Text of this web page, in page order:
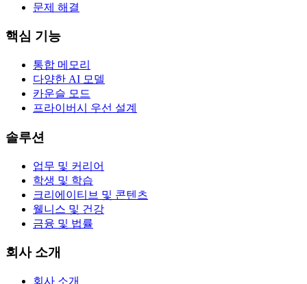
문제 해결
핵심 기능
통합 메모리
다양한 AI 모델
카운슬 모드
프라이버시 우선 설계
솔루션
업무 및 커리어
학생 및 학습
크리에이티브 및 콘텐츠
웰니스 및 건강
금융 및 법률
회사 소개
회사 소개